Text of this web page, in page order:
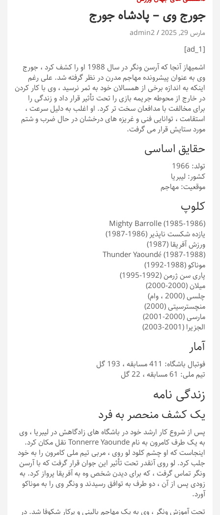
جورج وی – پادشاه جورج
مارس 29, 2025 admin2
[ad_1]
اشمیه
از آنجا که آرسن ونگر در سال 1988 او را کشف کرد ، جورج
وی به عنوان پیشرونده مهاجم مدرن در نظر گرفته شد. علی رغم
اینکه به اندازه برخی از همسالان خود به ثمر نرسید ، وی با کار کردن
در خارج از محوطه جریمه بازی را تحت تأثیر قرار داد و زندگی را
برای مخالفت با مدافعان سخت تر کرد. او اغلب به دلیل سرعت ،
استقامت ، توانایی فنی و غریزه های درخشان در حال ضرب و شتم
مورد ستایش قرار می گرفت.
حقایق اساسی
تولد: 1966
کشور: لیبریا
موقعیت: مهاجم
کلوپ
Mighty Barrolle (1985-1986)
یازده شکست ناپذیر (1986-1987)
ورزش آفریقا (1987)
Thunder Yaoundé (1987-1988)
موناکو (1988-1992)
پاری سن ژرمن (1992-1995)
میلان (2000-2000)
چلسی (2000 ، وام)
منچسترسیتی (2000)
مارسی (2000-2001)
الجزیرا (2001-2003)
آمار
فوتبال باشگاه: 411 مسابقه ، 193 گل
تیم ملی: 61 مسابقه ، 22 گل
زندگی نامه
یک کشف منحصر به فرد
پس از شروع کار ارشد خود در باشگاه های زادگاهش در لیبریا ، وی
به یک طرف کامرون به نام Tonnerre Yaounde نقل مکان کرد.
اینجاست که او چشم کلود لو روی ، مربی تیم ملی کامرون را به خود
جلب کرد. لو روی آنقدر تحت تأثیر این جوان قرار گرفت که با آرسن
ونگر تماس گرفت ، که برای دیدن شخص وه به آفریقا پرواز کرد. به
زودی پس از آن ، دو طرف به توافق رسیدند و ونگر وی را به موناکو
آورد.
تحت آموزش ونگر ، وی به یک مهاجم بالینی و پرکار شکوفا شد. در